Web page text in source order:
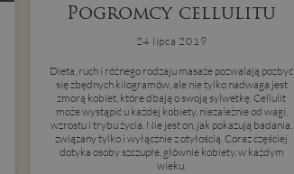
Pogromcy cellulitu
24 lipca 2019
Dieta, ruch i różnego rodzaju masaże pozwalają pozbyć
się zbędnych kilogramów, ale nie tylko nadwaga jest
zmorą kobiet, które dbają o swoją sylwetkę. Cellulit
może wystąpić u każdej kobiety, niezależnie od wagi,
wzrostu i trybu życia. Nie jest on, jak pokazują badania,
związany tylko i wyłącznie z otyłością. Coraz częściej
dotyka osoby szczupłe, głównie kobiety, w każdym
wieku.